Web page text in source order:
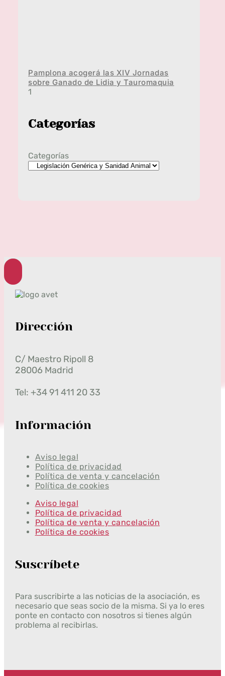
Pamplona acogerá las XIV Jornadas
sobre Ganado de Lidia y Tauromaquia
Categorías
Categorías
Dirección
C/ Maestro Ripoll 8
28006 Madrid
Tel: +34 91 411 20 33
Información
Aviso legal
Política de privacidad
Política de venta y cancelación
Política de cookies
Aviso legal
Política de privacidad
Política de venta y cancelación
Política de cookies
Suscríbete
Para suscribirte a las noticias de la asociación, es
necesario que seas socio de la misma. Si ya lo eres
ponte en contacto con nosotros si tienes algún
problema al recibirlas.